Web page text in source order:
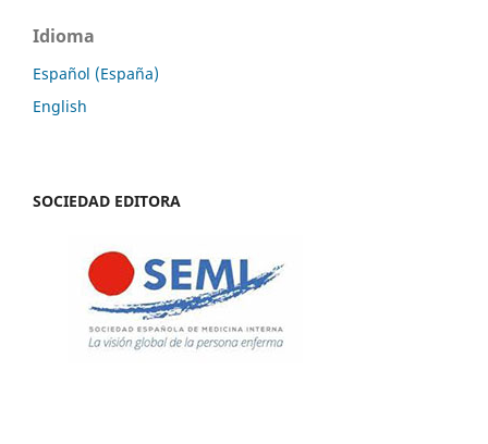
Idioma
Español (España)
English
SOCIEDAD EDITORA